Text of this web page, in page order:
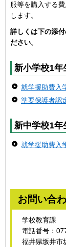
服等を購入する
します。
詳しくは下の添
ださい。
新小学校1年
就学援助費入
準要保護者認
新中学校1年
就学援助費入
お問い合
学校教育課
電話番号：
福井県坂井市